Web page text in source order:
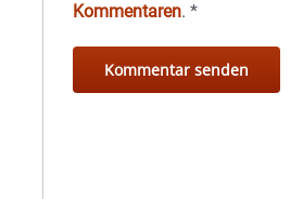
Kommentaren.*